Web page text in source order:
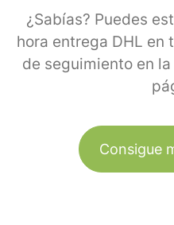
¿Sabías? Puedes
hora entrega DHL en
de seguimiento en
Consigue